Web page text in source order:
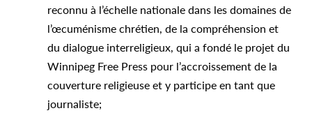
reconnu à l’échelle nationale dans les domaines de
l’œcuménisme chrétien, de la compréhension et
du dialogue interreligieux, qui a fondé le projet du
Winnipeg Free Press pour l’accroissement de la
couverture religieuse et y participe en tant que
journaliste;